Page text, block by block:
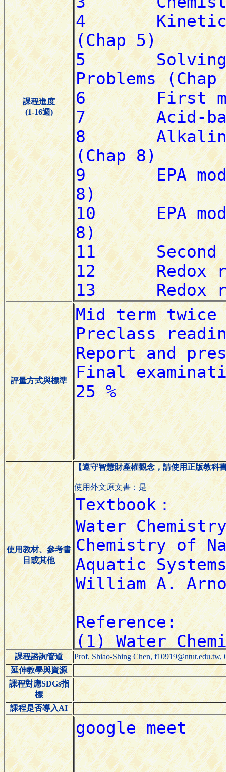
課程進度
(1-16週)
評量方式與標準
使用教材、參考書
目或其他
【遵守智慧財產權觀念，請使用正版教科
使用外文原文書：是
課程諮詢管道
Prof. Shiao-Shing Chen, f10919@ntut.edu.tw,
延伸教學與資源
課程對應SDGs指
標
課程是否導入AI